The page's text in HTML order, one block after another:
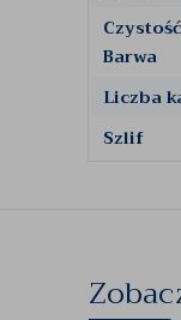
Barwa
Liczba
Szlif